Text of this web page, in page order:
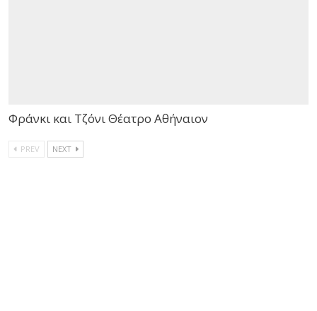
Φράνκι και Τζόνι Θέατρο Αθήναιον
PREV NEXT